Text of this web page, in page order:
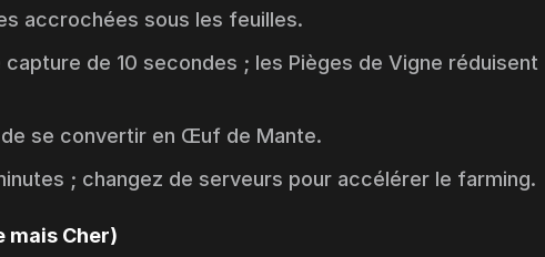
accrochées sous les feuilles.
de 10 secondes ; les Pièges de Vigne réduisent
se convertir en Œuf de Mante.
; changez de serveurs pour accélérer le farming.
mais Cher)